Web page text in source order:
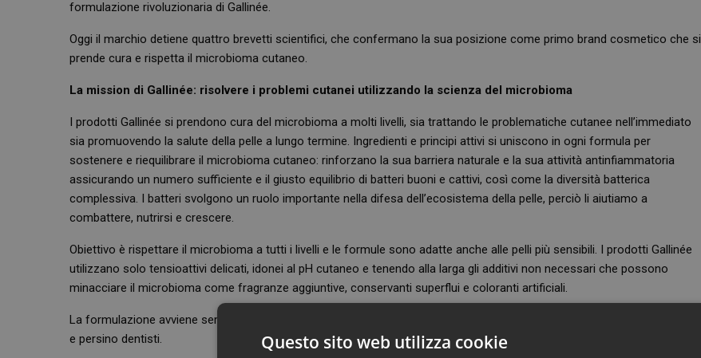
formulazione rivoluzionaria di Gallinée.
Oggi il marchio detiene quattro brevetti scientifici, che confermano la sua posizione come primo brand cosmetico che si
prende cura e rispetta il microbioma cutaneo.
La mission di Gallinée: risolvere i problemi cutanei utilizzando la scienza del microbioma
I prodotti Gallinée si prendono cura del microbioma a molti livelli, sia trattando le problematiche cutanee nell’immediato
sia promuovendo la salute della pelle a lungo termine. Ingredienti e principi attivi si uniscono in ogni formula per
sostenere e riequilibrare il microbioma cutaneo: rinforzano la sua barriera naturale e la sua attività antinfiammatoria
assicurando un numero sufficiente e il giusto equilibrio di batteri buoni e cattivi, così come la diversità batterica
complessiva. I batteri svolgono un ruolo importante nella difesa dell’ecosistema della pelle, perciò li aiutiamo a
combattere, nutrirsi e crescere.
Obiettivo è rispettare il microbioma a tutti i livelli e le formule sono adatte anche alle pelli più sensibili. I prodotti Gallinée
utilizzano solo tensioattivi delicati, idonei al pH cutaneo e tenendo alla larga gli additivi non necessari che possono
minacciare il microbioma come fragranze aggiuntive, conservanti superflui e coloranti artificiali.
La formulazione avviene sempre sotto la supervisione della dottoressa Marie Drago ma anche di dermatologi, ginecologi
e persino dentisti.
Questo sito web utilizza cookie